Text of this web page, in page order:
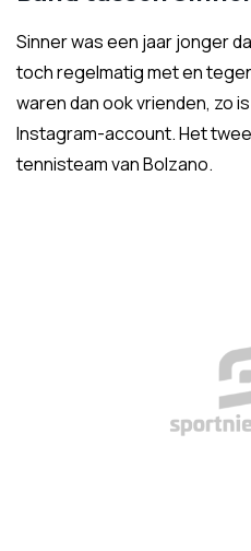
Sinner was een jaar jonger
toch regelmatig met en
waren dan ook vrienden, zo
Instagram-account. Het
tennisteam van Bolzano.